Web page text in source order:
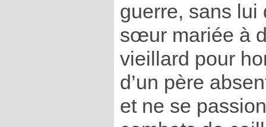
guerre, sans lui
sœur mariée à
vieillard pour
d’un père
et ne se